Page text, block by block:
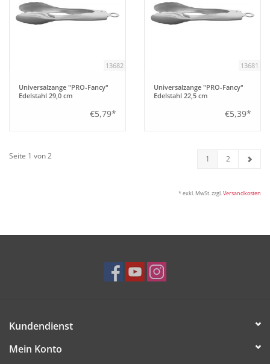
13682
Universalzange "PRO-Fancy"
Edelstahl 29,0 cm
€5,79*
13681
Universalzange "PRO-Fancy"
Edelstahl 22,5 cm
€5,39*
Seite 1 von 2 1 2
* exkl. MwSt. zzgl.Versandkosten
Kundendienst
Mein Konto